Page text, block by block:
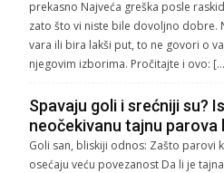
prekasno Najveća greška posle
zato što vi niste bile dovoljno dobre.
vara ili bira lakši put, to ne govori o
njegovim izborima. Pročitajte i ovo:
Spavaju goli i srećniji su?
neočekivanu tajnu parova
Goli san, bliskiji odnos: Zašto parovi
osećaju veću povezanost Da li je